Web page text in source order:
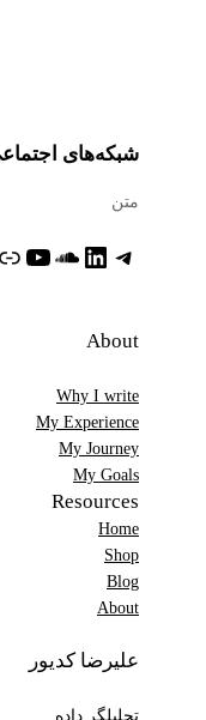
شبکه‌های
متن
تلگرام لینکداین ساوندکلاود یوتیوبپیوند
About
Why I write
My Experience
My Journey
My Goals
Resources
Home
Shop
Blog
About
علیرضا کدیور
تحلیلگر داده